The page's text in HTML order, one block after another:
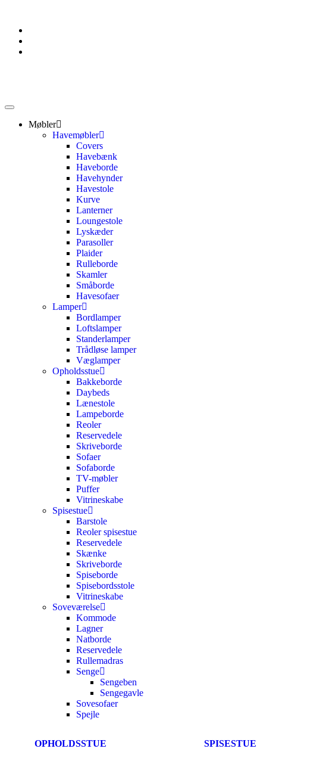
Møbler
Havemøbler
Covers
Havebænk
Haveborde
Havehynder
Havestole
Kurve
Lanterner
Loungestole
Lyskæder
Parasoller
Plaider
Rulleborde
Skamler
Småborde
Havesofaer
Lamper
Bordlamper
Loftslamper
Standerlamper
Trådløse lamper
Væglamper
Opholdsstue
Bakkeborde
Daybeds
Lænestole
Lampeborde
Reoler
Reservedele
Skriveborde
Sofaer
Sofaborde
TV-møbler
Puffer
Vitrineskabe
Spisestue
Barstole
Reoler spisestue
Reservedele
Skænke
Skriveborde
Spiseborde
Spisebordsstole
Vitrineskabe
Soveværelse
Kommode
Lagner
Natborde
Reservedele
Rullemadras
Senge
Sengeben
Sengegavle
Sovesofaer
Spejle
OPHOLDSSTUE SPISESTUE